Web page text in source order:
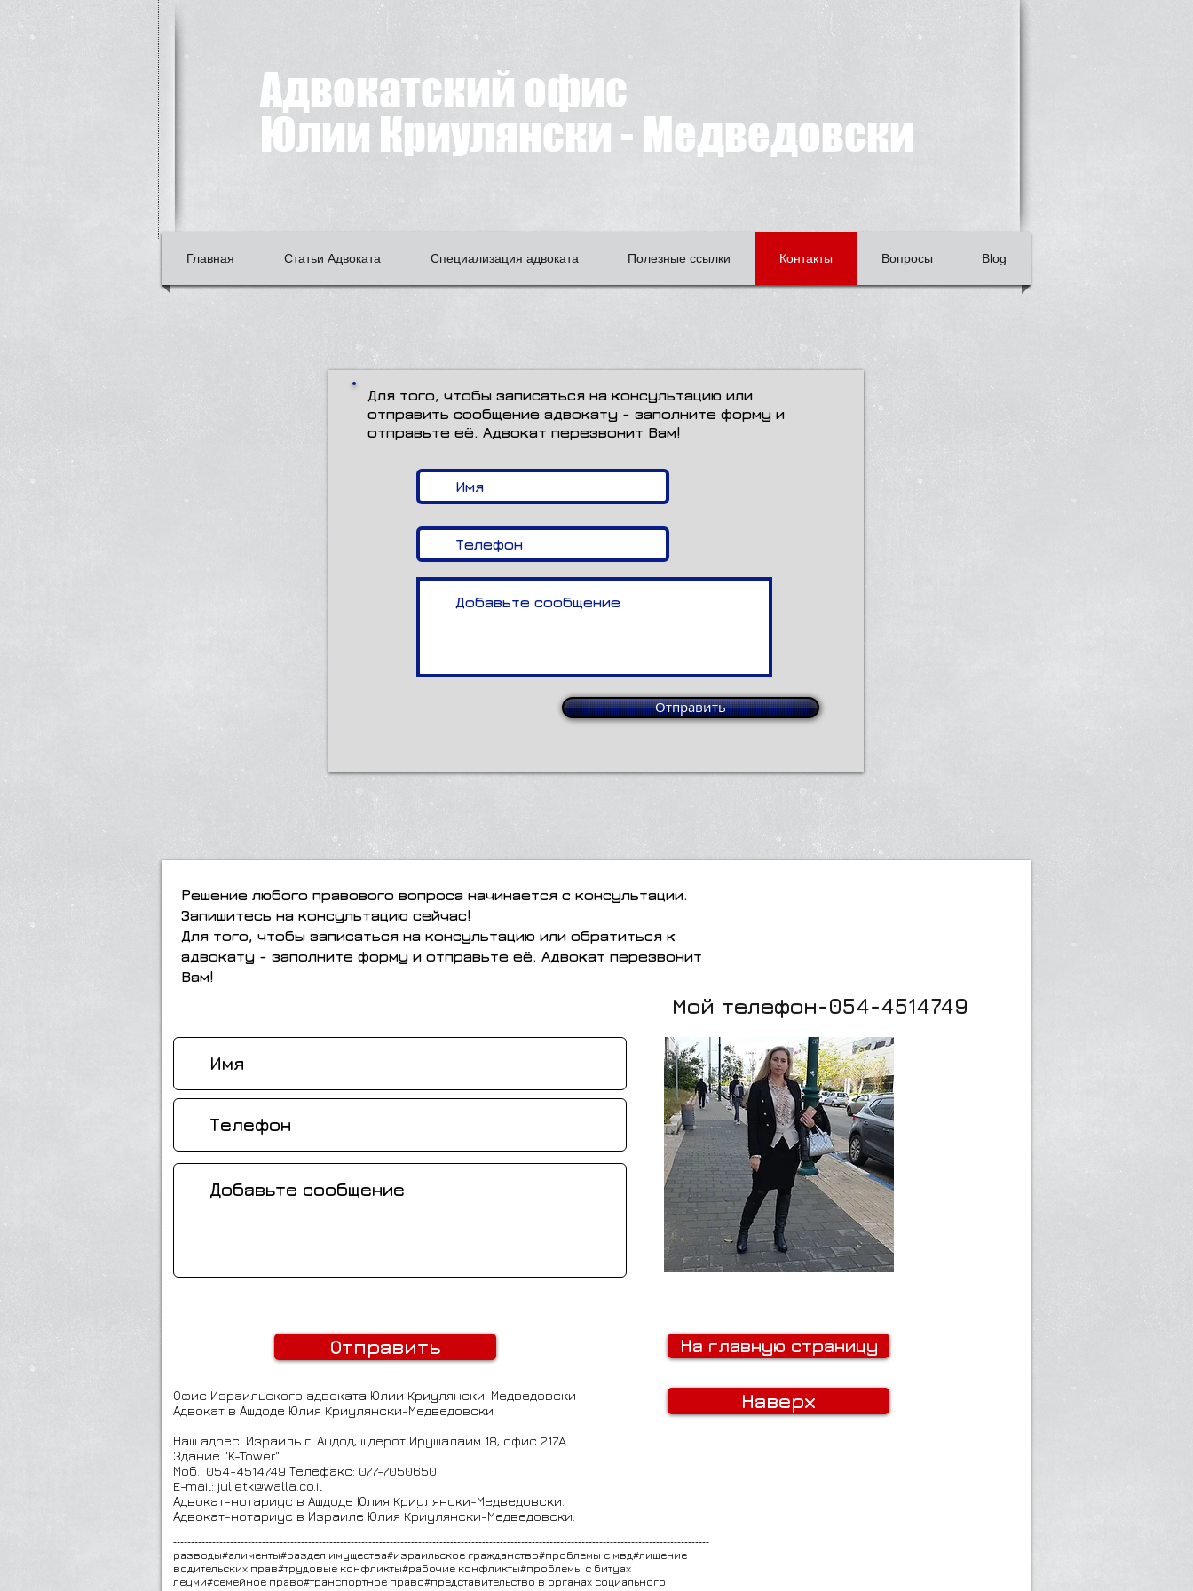
Адвокатский офис
Юлии Криулянски - Медведовски
Главная Статьи Адвоката Специализация адвоката Полезные ссылки Контакты Вопросы Blog
Для того, чтобы записаться на консультацию или
отправить сообщение адвокату - заполните форму и
отправьте её. Адвокат перезвонит Вам!
Отправить
Решение любого правового вопроса начинается с консультации.
Запишитесь на консультацию сейчас!
Для того, чтобы записаться на консультацию или обратиться к
адвокату - заполните форму и отправьте её. Адвокат перезвонит
Вам!
Мой телефон-054-4514749
Отправить На главную страницу
Наверх
Офис Израильского адвоката Юлии Криулянски-Медведовски
Адвокат в Ашдоде Юлия Криулянски-Медведовски
Наш адрес: Израиль г. Ашдод, шдерот Ирушалаим 18, офис 217A
Здание "K-Tower"
Моб.: 054-4514749 Телефакс: 077-7050650.
E-mail: julietk@walla.co.il
Адвокат-нотариус в Ашдоде Юлия Криулянски-Медведовски.
Адвокат-нотариус в Израиле Юлия Криулянски-Медведовски.
-------------------------------------------------------------------------------------------------------------------------------------------------------
разводы#алименты#раздел имущества#израильское гражданство#проблемы с мвд#лишение
водительских прав#трудовые конфликты#рабочие конфликты#проблемы с битуах
леуми#семейное право#транспортное право#представительство в органах социального